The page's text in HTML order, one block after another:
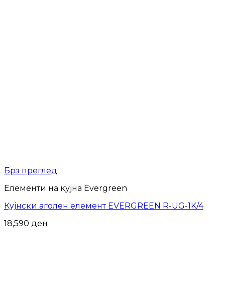
Брз преглед
Елементи на кујна Evergreen
Кујнски аголен елемент EVERGREEN R-UG-1K/4
18,590 ден